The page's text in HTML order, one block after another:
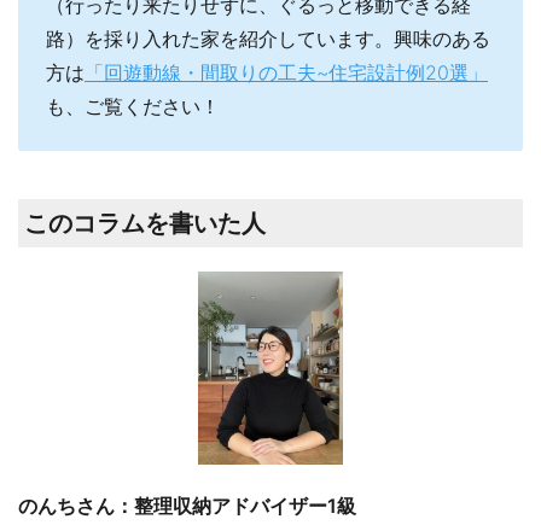
（行ったり来たりせずに、ぐるっと移動できる経
路）を採り入れた家を紹介しています。興味のある
方は 「回遊動線・間取りの工夫~住宅設計例20選」
も、ご覧ください！
このコラムを書いた人
のんちさん：整理収納アドバイザー1級